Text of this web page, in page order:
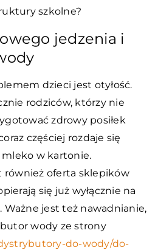
szkolne?
jedzenia i
dzieci jest otyłość.
rodziców, którzy nie
zdrowy posiłek
częściej rozdaje się
mleko w kartonie.
również oferta sklepików
się już wyłącznie na
Ważne jest też nawadnianie,
wody ze strony
do-wody/do-